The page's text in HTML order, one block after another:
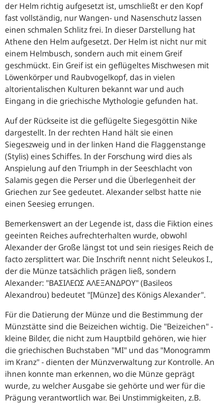
der Helm richtig aufgesetzt ist, umschließt er den Kopf
fast vollständig, nur Wangen- und Nasenschutz lassen
einen schmalen Schlitz frei. In dieser Darstellung hat
Athene den Helm aufgesetzt. Der Helm ist nicht nur mit
einem Helmbusch, sondern auch mit einem Greif
geschmückt. Ein Greif ist ein geflügeltes Mischwesen mit
Löwenkörper und Raubvogelkopf, das in vielen
altorientalischen Kulturen bekannt war und auch
Eingang in die griechische Mythologie gefunden hat.
Auf der Rückseite ist die geflügelte Siegesgöttin Nike
dargestellt. In der rechten Hand hält sie einen
Siegeszweig und in der linken Hand die Flaggenstange
(Stylis) eines Schiffes. In der Forschung wird dies als
Anspielung auf den Triumph in der Seeschlacht von
Salamis gegen die Perser und die Überlegenheit der
Griechen zur See gedeutet. Alexander selbst hatte nie
einen Seesieg errungen.
Bemerkenswert an der Legende ist, dass die Fiktion eines
geeinten Reiches aufrechterhalten wurde, obwohl
Alexander der Große längst tot und sein riesiges Reich de
facto zersplittert war. Die Inschrift nennt nicht Seleukos I.,
der die Münze tatsächlich prägen ließ, sondern
Alexander: "BAΣIΛEΩΣ AΛEΞANΔΡΟΥ" (Basileos
Alexandrou) bedeutet "[Münze] des Königs Alexander".
Für die Datierung der Münze und die Bestimmung der
Münzstätte sind die Beizeichen wichtig. Die "Beizeichen" -
kleine Bilder, die nicht zum Hauptbild gehören, wie hier
die griechischen Buchstaben "MI" und das "Monogramm
im Kranz" - dienten der Münzverwaltung zur Kontrolle. An
ihnen konnte man erkennen, wo die Münze geprägt
wurde, zu welcher Ausgabe sie gehörte und wer für die
Prägung verantwortlich war. Bei Unstimmigkeiten, z.B.